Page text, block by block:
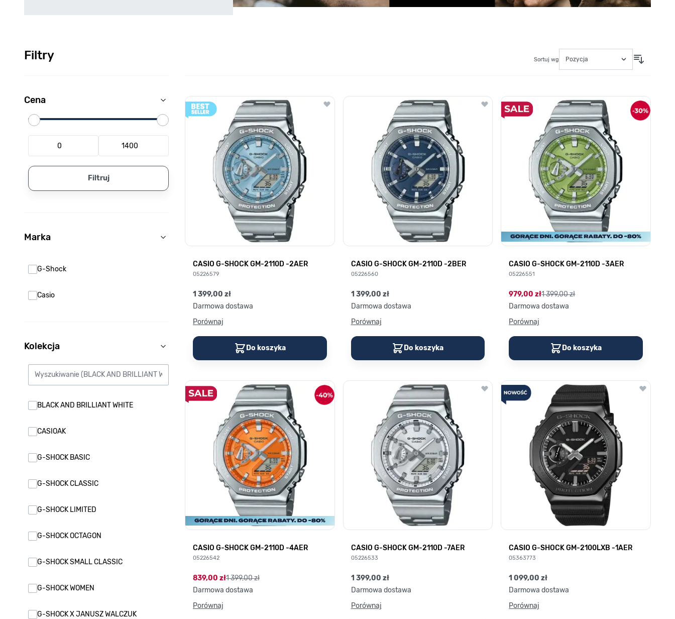
Filtry
Cena
filter
Filtruj
Marka
G-Shock
Casio
Kolekcja
filter
BLACK AND BRILLIANT WHITE
CASIOAK
G-SHOCK BASIC
G-SHOCK CLASSIC
G-SHOCK LIMITED
G-SHOCK OCTAGON
G-SHOCK SMALL CLASSIC
G-SHOCK WOMEN
G-SHOCK X JANUSZ WALCZUK
Sortuj wg
CASIO G-SHOCK GM-2110D -2AER
05226579
1 399,00 zł
Darmowa dostawa
Porównaj
Do koszyka
CASIO G-SHOCK GM-2110D -2BER
05226560
1 399,00 zł
Darmowa dostawa
Porównaj
Do koszyka
CASIO G-SHOCK GM-2110D -3AER
05226551
979,00 zł1 399,00 zł
Darmowa dostawa
Porównaj
Do koszyka
CASIO G-SHOCK GM-2110D -4AER
05226542
839,00 zł1 399,00 zł
Darmowa dostawa
Porównaj
CASIO G-SHOCK GM-2110D -7AER
05226533
1 399,00 zł
Darmowa dostawa
Porównaj
CASIO G-SHOCK GM-2100LXB -1AER
05363773
1 099,00 zł
Darmowa dostawa
Porównaj